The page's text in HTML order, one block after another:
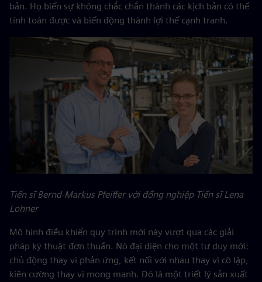
bản. Họ biến sự không chắc chắn thành các kịch bản có thể
tính toán được và biến động thành lợi thế cạnh tranh.
Tiến sĩ Bernd-Markus Pfeiffer với đồng nghiệp Tiến sĩ Lena
Lohner
Mô hình điều khiển quy trình mới này vượt qua các giải
pháp kỹ thuật đơn thuần. Nó đại diện cho một tư duy mới:
chủ động thay vì phản ứng, kết nối với nhau thay vì cô lập,
kiên cường thay vì mong manh. Đó là một triết lý sản xuất